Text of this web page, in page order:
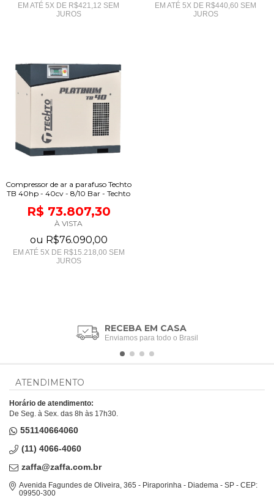
EM ATÉ 5X DE R$421,12 SEM
JUROS
EM ATÉ 5X DE R$440,60 SEM
JUROS
Compressor de ar a parafuso Techto
TB 40hp - 40cv - 8/10 Bar - Techto
R$ 73.807,30
À VISTA
ou R$76.090,00
EM ATÉ 5X DE R$15.218,00 SEM
JUROS
RECEBA EM CASA
Enviamos para todo o Brasil
ATENDIMENTO
Horário de atendimento:
De Seg. à Sex. das 8h às 17h30.
551140664060
(11) 4066-4060
zaffa@zaffa.com.br
Avenida Fagundes de Oliveira, 365 - Piraporinha - Diadema - SP - CEP:
09950-300